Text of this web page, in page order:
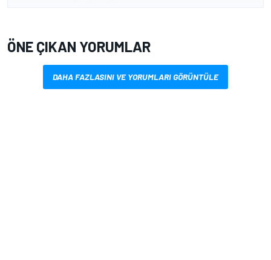
ÖNE ÇIKAN YORUMLAR
DAHA FAZLASINI VE YORUMLARI GÖRÜNTÜLE